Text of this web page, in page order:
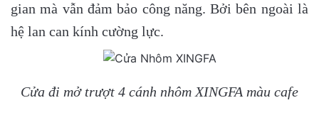
gian mà vẫn đảm bảo công năng. Bởi bên ngoài là
hệ lan can kính cường lực.
Cửa đi mở trượt 4 cánh nhôm XINGFA màu cafe